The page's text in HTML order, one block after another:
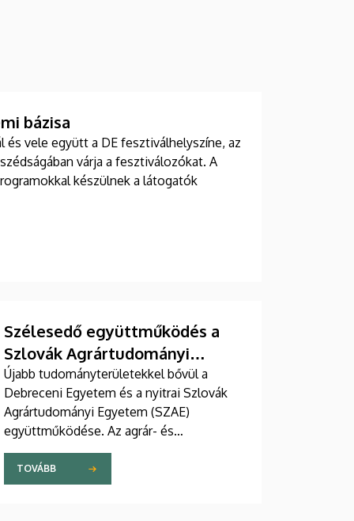
bázisa
és vele együtt a DE fesztiválhelyszíne, az
várja a fesztiválozókat. A
készülnek a látogatók
Szélesedő együttműködés a
Szlovák Agrártudományi
Egyetemmel
Újabb tudományterületekkel bővül a
Debreceni Egyetem és a nyitrai Szlovák
Agrártudományi Egyetem (SZAE)
együttműködése. Az agrár- és
élelmiszertudományok után műszaki és
gazdaságtudományi területeken is
szorosabbra fűzi viszonyát a két
TOVÁBB